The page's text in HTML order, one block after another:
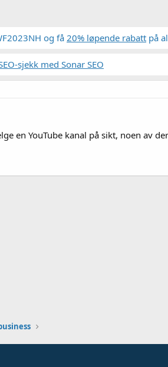
og få 20% løpende rabatt på
sjekk med Sonar SEO
en YouTube kanal på sikt, noen av